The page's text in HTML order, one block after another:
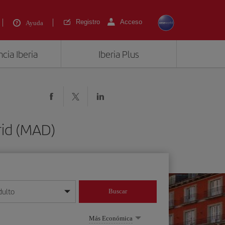
Ayuda Registro Acceso
Iberia Iberia Plus
(MAD)
mes/año
Buscar
Más Económica